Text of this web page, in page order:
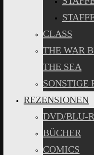
CLASS
THE WAR
THE SEA
SONSTIGE
REZENSIONEN
DVD/BLU-
BÜCHER
COMICS